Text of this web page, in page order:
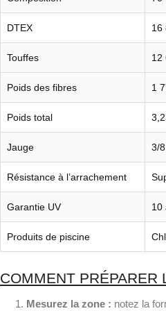
DTEX 16
Touffes 12
Poids des fibres 1
Poids total
Jauge 3/8
Résistance à l’arrachement
Garantie UV 10
Produits de piscine
COMMENT PRÉPARER
Mesurez la zone : notez la